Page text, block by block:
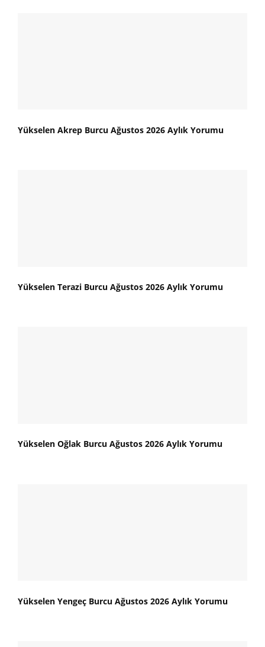
Yükselen Akrep Burcu Ağustos 2026 Aylık Yorumu
Yükselen Terazi Burcu Ağustos 2026 Aylık Yorumu
Yükselen Oğlak Burcu Ağustos 2026 Aylık Yorumu
Yükselen Yengeç Burcu Ağustos 2026 Aylık Yorumu